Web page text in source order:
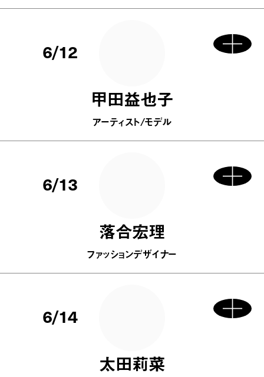
6/12
甲田益也子
アーティスト/モデル
6/13
落合宏理
ファッションデザイナー
6/14
太田莉菜